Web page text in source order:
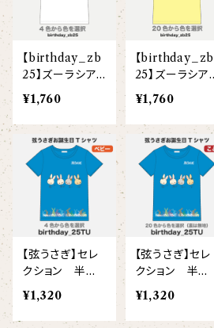
ギフトセット
Tシャツ
【kakugen】
【hibiscus】
【I love】
【onepoint】
【xx's day】
【custom_point】
【face_point】
【resort】
【motif】
マグナムウェイトビッグシルエットTシャツ
【hello(刺繍)】
ベースボールシャツ
ポロシャツ
【emblem_basic】
【emblem_chara】
【crest】
【6faces】
シャツ
アロハシャツ
ボタンダウン半袖シャツ
オックスフォード長袖シャツ
パーカー
プルオーバーパーカー
トレーナー
デニムトート
ジュートバッグ
ペットアイテム
巾着
サコッシュ
ポシェット
バックパック・リュック
ドゥクラングール
マレーバク
スマトラトラ
ホッキョクグマ
ベス
ジョー
ハンナ
ラトゥール
ラフィット
ムートン
クラリキャット
メリッサ
ローズマリー
ペパーミント
ことふえパピヨン
パーカッション
ドール
ナマケモノ
リトルシスタードール
たたきのトリ アイリス
ズーラシアンフィルハーモニー管弦楽団
コビトカバ
ジャイアントパンダ
ゴールデンターキン
はたらくトリ
セクション
【birthday_zb
25】ズーラシア
ンブラス25周年
Tシャツ(ベビー)
¥1,760
【birthday_zb
25】ズーラシア
ンブラス25周年
Tシャツ(こども)
¥1,760
【弦うさぎ】セレ
クション 半袖
Tシャツ(ベビ
ー）
¥1,320
【弦うさぎ】セレ
クション 半袖
Tシャツ(こども)
¥1,320